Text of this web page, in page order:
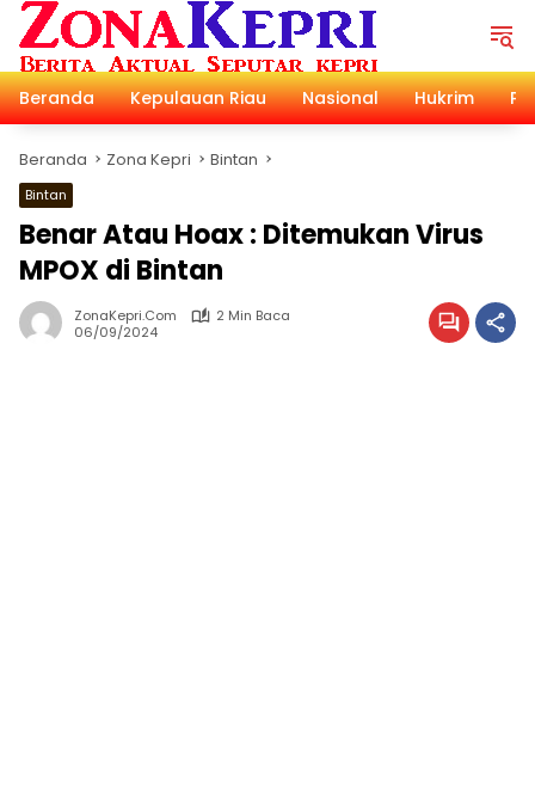
Langsung
konten
Beranda
Kepulauan Riau Nasional Hukrim
Beranda Zona Kepri Bintan
Bintan
Benar Atau Hoax : Ditemukan Virus
MPOX di Bintan
ZonaKepri.com
2 Min Baca
06/09/2024